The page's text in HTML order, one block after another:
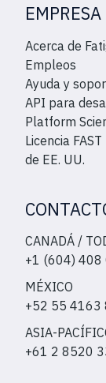
EMPRESA
Acerca de
Empleos
Ayuda y
API para
Platform
Licencia
de EE. UU.
CANADÁ /
+1 (604) 408
MÉXICO
+52 55 4163
ASIA-
+61 2 8520